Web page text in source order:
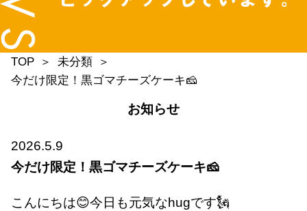
TOP
未分類
今だけ限定！黒ゴマチーズケーキ🧀
お知らせ
2026.5.9
今だけ限定！黒ゴマチーズケーキ🧀
こんにちは😊今日も元気なhugです🗽